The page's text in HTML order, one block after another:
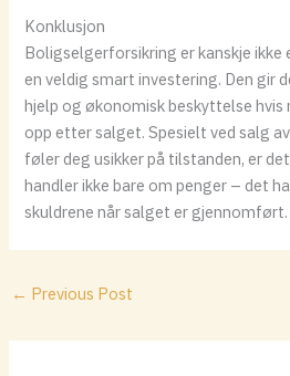
Konklusjon
Boligselgerforsikring er kanskje ikke
en veldig smart investering. Den gir
hjelp og økonomisk beskyttelse
opp etter salget. Spesielt ved salg
føler deg usikker på tilstanden, er
handler ikke bare om penger – det
skuldrene når salget er gjennomført.
← Previous Post